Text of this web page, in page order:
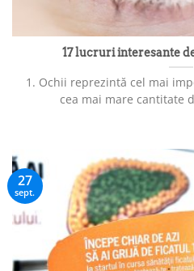
17 lucruri interesante
1. Ochii reprezintă cel mai
cea mai mare cantitate
27
sept.